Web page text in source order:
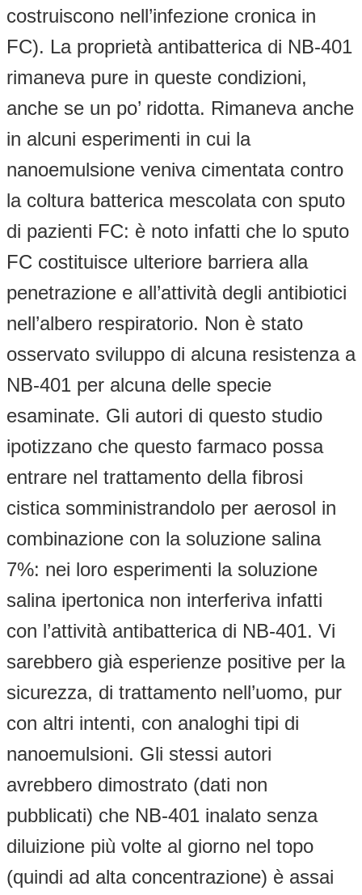
costruiscono nell’infezione cronica in
FC). La proprietà antibatterica di NB-401
rimaneva pure in queste condizioni,
anche se un po’ ridotta. Rimaneva anche
in alcuni esperimenti in cui la
nanoemulsione veniva cimentata contro
la coltura batterica mescolata con sputo
di pazienti FC: è noto infatti che lo sputo
FC costituisce ulteriore barriera alla
penetrazione e all’attività degli antibiotici
nell’albero respiratorio. Non è stato
osservato sviluppo di alcuna resistenza a
NB-401 per alcuna delle specie
esaminate. Gli autori di questo studio
ipotizzano che questo farmaco possa
entrare nel trattamento della fibrosi
cistica somministrandolo per aerosol in
combinazione con la soluzione salina
7%: nei loro esperimenti la soluzione
salina ipertonica non interferiva infatti
con l’attività antibatterica di NB-401. Vi
sarebbero già esperienze positive per la
sicurezza, di trattamento nell’uomo, pur
con altri intenti, con analoghi tipi di
nanoemulsioni. Gli stessi autori
avrebbero dimostrato (dati non
pubblicati) che NB-401 inalato senza
diluizione più volte al giorno nel topo
(quindi ad alta concentrazione) è assai